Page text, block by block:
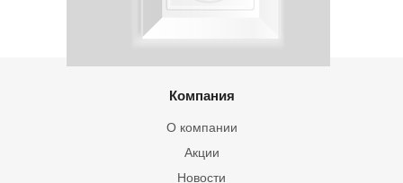
Компания
О компании
Акции
Новости